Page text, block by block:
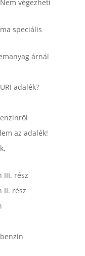
végezheti
speciális
árnál
adalék?
az adalék!
III. rész
II. rész